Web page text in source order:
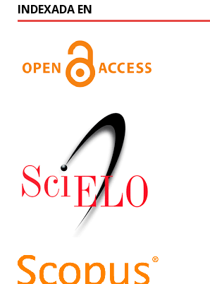
INDEXADA EN